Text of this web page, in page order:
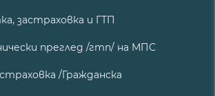
застраховка и ГТП
преглед /гтп/ на МПС
/Гражданска